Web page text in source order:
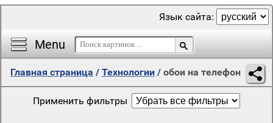
Menu
Язык сайта:
Главная страница / Технологии / обои на телефон
Применить фильтры